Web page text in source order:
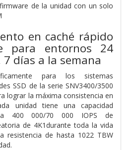
de la unidad con un solo
en caché rápido
para entornos 24
días a la semana
para los sistemas
SSD de la serie SNV3400/3500
lograr la máxima consistencia en
unidad tiene una capacidad
400 000/70 000 IOPS de
de 4K1durante toda la vida
resistencia de hasta 1022 TBW